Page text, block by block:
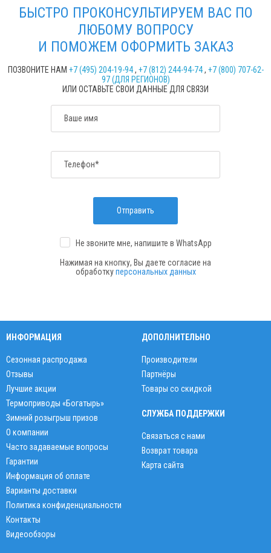
БЫСТРО ПРОКОНСУЛЬТИРУЕМ ВАС ПО
ЛЮБОМУ ВОПРОСУ
И ПОМОЖЕМ ОФОРМИТЬ ЗАКАЗ
ПОЗВОНИТЕ НАМ +7 (495) 204-19-94, +7 (812) 244-94-74, +7 (800) 707-62-
97 (ДЛЯ РЕГИОНОВ)
ИЛИ ОСТАВЬТЕ СВОИ ДАННЫЕ ДЛЯ СВЯЗИ
Ваше имя
Телефон*
Отправить
Не звоните мне, напишите в WhatsApp
Нажимая на кнопку, Вы даете согласие на
обработкуперсональных данных
ИНФОРМАЦИЯ
Сезонная распродажа
Отзывы
Лучшие акции
Термоприводы «Богатырь»
Зимний розыгрыш призов
О компании
Часто задаваемые вопросы
Гарантии
Информация об оплате
Варианты доставки
Политика конфиденциальности
Контакты
Видеообзоры
ДОПОЛНИТЕЛЬНО
Производители
Партнёры
Товары со скидкой
СЛУЖБА ПОДДЕРЖКИ
Связаться с нами
Возврат товара
Карта сайта